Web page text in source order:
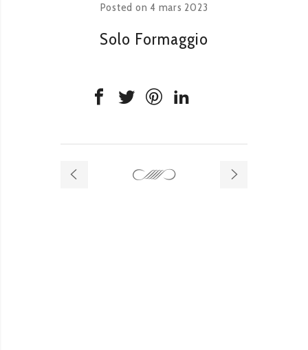
Posted on 4 mars 2023
Solo Formaggio